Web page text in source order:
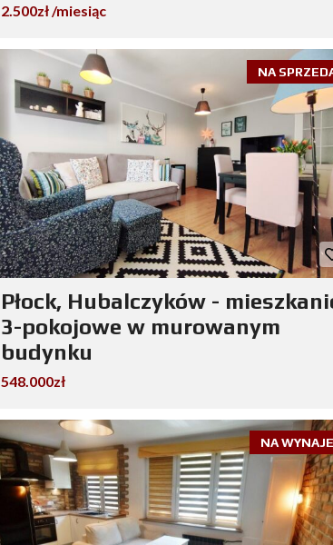
2.500zł /miesiąc
NA
Płock, Hubalczyków -
3-pokojowe w murowanym
budynku
548.000zł
NA